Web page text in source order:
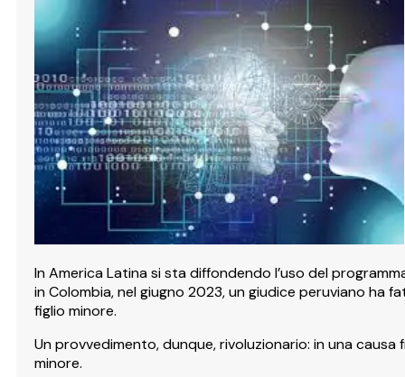
In America Latina si sta diffondendo l’uso del
in Colombia, nel giugno 2023, un giudice peruviano ha
figlio minore.
Un provvedimento, dunque, rivoluzionario: in una
minore.